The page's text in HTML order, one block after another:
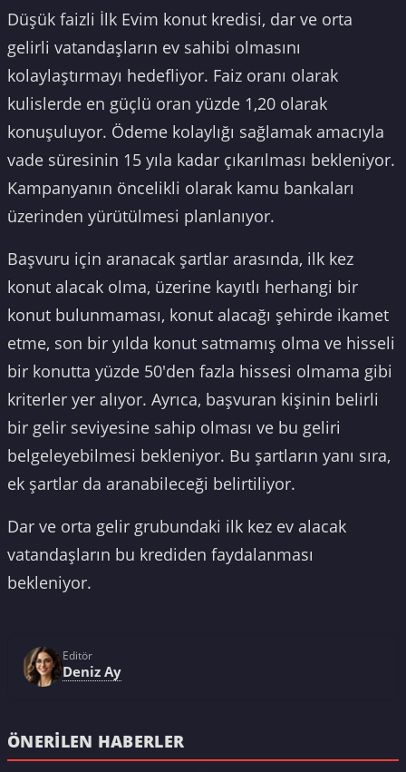
Düşük faizli İlk Evim konut kredisi, dar ve orta
gelirli vatandaşların ev sahibi olmasını
kolaylaştırmayı hedefliyor. Faiz oranı olarak
kulislerde en güçlü oran yüzde 1,20 olarak
konuşuluyor. Ödeme kolaylığı sağlamak amacıyla
vade süresinin 15 yıla kadar çıkarılması bekleniyor.
Kampanyanın öncelikli olarak kamu bankaları
üzerinden yürütülmesi planlanıyor.
Başvuru için aranacak şartlar arasında, ilk kez
konut alacak olma, üzerine kayıtlı herhangi bir
konut bulunmaması, konut alacağı şehirde ikamet
etme, son bir yılda konut satmamış olma ve hisseli
bir konutta yüzde 50'den fazla hissesi olmama gibi
kriterler yer alıyor. Ayrıca, başvuran kişinin belirli
bir gelir seviyesine sahip olması ve bu geliri
belgeleyebilmesi bekleniyor. Bu şartların yanı sıra,
ek şartlar da aranabileceği belirtiliyor.
Dar ve orta gelir grubundaki ilk kez ev alacak
vatandaşların bu krediden faydalanması
bekleniyor.
Editör
Deniz Ay
ÖNERILEN HABERLER